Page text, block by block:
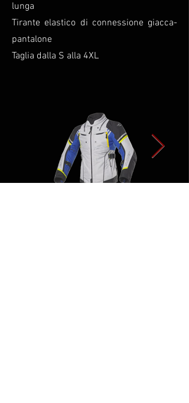
lunga
Tirante elastico di connessione giacca-
pantalone
Taglia dalla S alla 4XL